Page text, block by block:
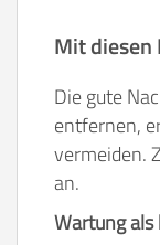
Mit diesen
Die gute
entfernen,
vermeiden.
an.
Wartung